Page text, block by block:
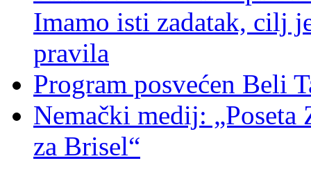
Imamo isti zadatak, cilj
pravila
Program posvećen Beli
Nemački medij: „Poseta
za Brisel“